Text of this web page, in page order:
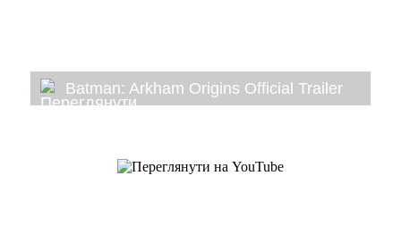
Batman: Arkham Origins Official Trailer